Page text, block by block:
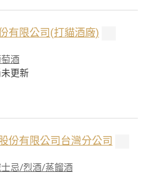
有限公司(打貓酒廠)
酒
更新
份有限公司台灣分公司
士忌/烈酒/蒸餾酒